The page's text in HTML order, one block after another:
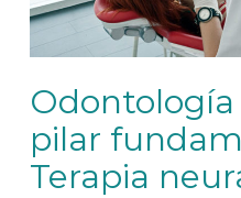
pilar
Terapia